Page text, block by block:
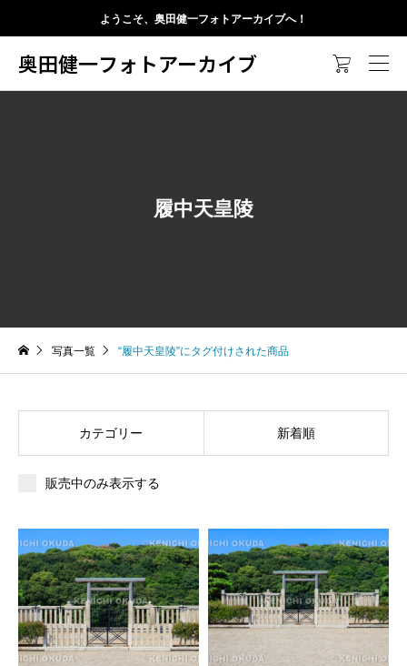
ようこそ、奥田健一フォトアーカイブへ！
奥田健一フォトアーカイブ 
履中天皇陵
写真一覧 “履中天皇陵”にタグ付けされた商品
カテゴリー 新着順
販売中のみ表示する